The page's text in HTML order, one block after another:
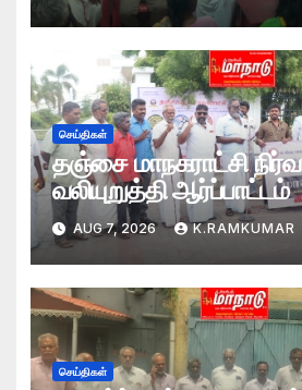
செய்திகள்
தஞ்சை மாநகராட்சி
வலியுறுத்தி ஆர்ப்பாட்டம்
AUG 7, 2026 K.RAMKUMAR
செய்திகள்